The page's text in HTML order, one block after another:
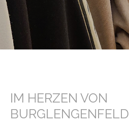
IM HERZEN VON
BURGLENGENFELD